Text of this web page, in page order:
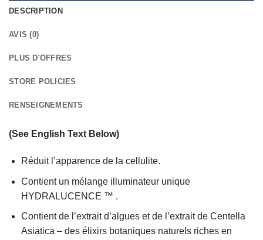
DESCRIPTION
AVIS (0)
PLUS D'OFFRES
STORE POLICIES
RENSEIGNEMENTS
(See English Text Below)
Réduit l’apparence de la cellulite.
Contient un mélange illuminateur unique
HYDRALUCENCE ™ .
Contient de l’extrait d’algues et de l’extrait de Centella
Asiatica – des élixirs botaniques naturels riches en